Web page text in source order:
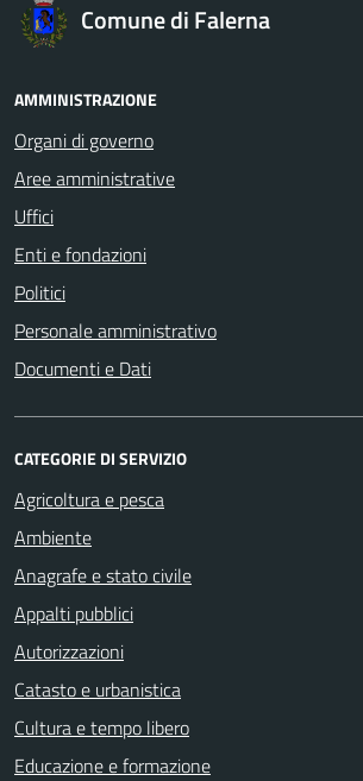
Comune di Falerna
AMMINISTRAZIONE
Organi di governo
Aree amministrative
Uffici
Enti e fondazioni
Politici
Personale amministrativo
Documenti e Dati
CATEGORIE DI SERVIZIO
Agricoltura e pesca
Ambiente
Anagrafe e stato civile
Appalti pubblici
Autorizzazioni
Catasto e urbanistica
Cultura e tempo libero
Educazione e formazione